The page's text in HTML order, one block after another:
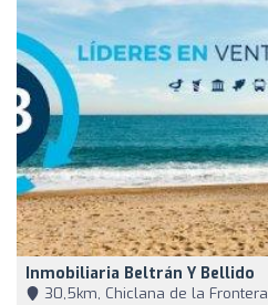
Inmobiliaria Beltrán Y Bellido
30,5km, Chiclana de la Frontera